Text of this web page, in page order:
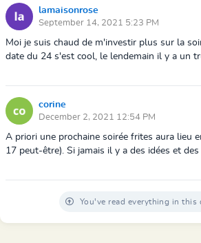
lamaisonrose
September 14, 2021 5:23 PM
Moi je suis chaud de m'investir plus sur la
date du 24 s'est cool, le lendemain il y a un
corine
December 2, 2021 12:54 PM
A priori une prochaine soirée frites aura lieu
17 peut-être). Si jamais il y a des idées et
You've read everything in this